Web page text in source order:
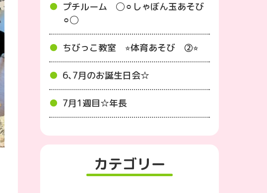
プチルーム ◯⚪︎しゃぼん玉あそび
⚪︎◯
ちびっこ教室 ⭐︎体育あそび ②⭐︎
6､7月のお誕生日会☆
7月1週目☆年長
カテゴリー